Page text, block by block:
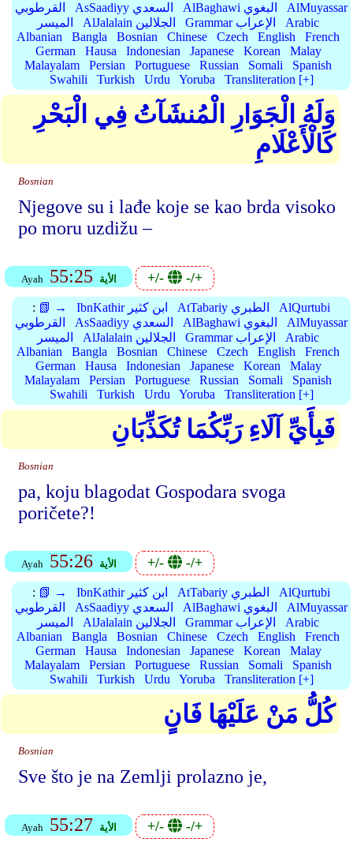
القرطوبي
AsSaadiyy السعدي AlBaghawi البغوي
AlMuyassar
الميسر
AlJalalain الجلالين Grammar الإعراب
Arabic
Albanian
Bangla Bosnian Chinese Czech English
French
German
Hausa Indonesian Japanese Korean
Malay
Malayalam
Persian Portuguese Russian Somali
Spanish
Swahili
Turkish Urdu Yoruba Transliteration [+]
وَلَهُ الْجَوَارِ الْمُنشَآتُ فِي الْبَحْرِ
كَالْأَعْلَامِ
Bosnian
Njegove su i lađe koje se kao brda visoko
po moru uzdižu –
Ayah 55:25 الأية +/- -/+
: 📗 → IbnKathir ابن كثير AtTabariy الطبري
AlQurtubi
القرطوبي
AsSaadiyy السعدي AlBaghawi البغوي
AlMuyassar
الميسر
AlJalalain الجلالين Grammar الإعراب
Arabic
Albanian
Bangla Bosnian Chinese Czech English
French
German
Hausa Indonesian Japanese Korean
Malay
Malayalam
Persian Portuguese Russian Somali
Spanish
Swahili
Turkish Urdu Yoruba Transliteration [+]
فَبِأَيِّ آلَاءِ رَبِّكُمَا تُكَذِّبَانِ
Bosnian
pa, koju blagodat Gospodara svoga
poričete?!
Ayah 55:26 الأية +/- -/+
: 📗 → IbnKathir ابن كثير AtTabariy الطبري
AlQurtubi
القرطوبي
AsSaadiyy السعدي AlBaghawi البغوي
AlMuyassar
الميسر
AlJalalain الجلالين Grammar الإعراب
Arabic
Albanian
Bangla Bosnian Chinese Czech English
French
German
Hausa Indonesian Japanese Korean
Malay
Malayalam
Persian Portuguese Russian Somali
Spanish
Swahili
Turkish Urdu Yoruba Transliteration [+]
كُلُّ مَنْ عَلَيْهَا فَانٍ
Bosnian
Sve što je na Zemlji prolazno je,
Ayah 55:27 الأية +/- -/+